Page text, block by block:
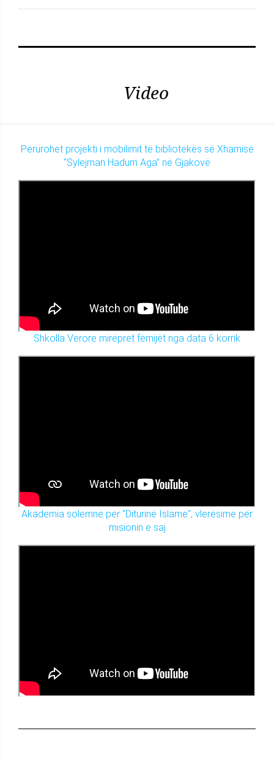
Video
Përurohet projekti i mobilimit të bibliotekës së Xhamisë
“Sylejman Hadum Aga” në Gjakovë
Shkolla Verore mirëpret fëmijët nga data 6 korrik
Akademia solemne për "Diturinë Islame", vlerësime për
misionin e saj